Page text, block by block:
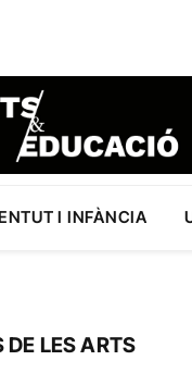
I INFÀNCIA
DE LES ARTS